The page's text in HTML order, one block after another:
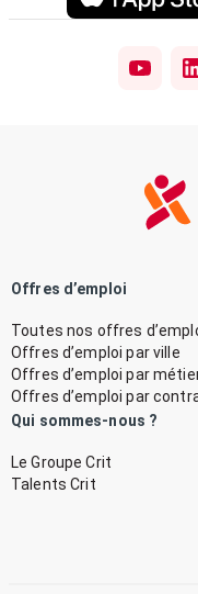
Offres d’emploi
Toutes nos offres
Offres d’emploi par ville
Offres d’emploi par
Offres d’emploi par
Qui sommes-nous ?
Le Groupe Crit
Talents Crit